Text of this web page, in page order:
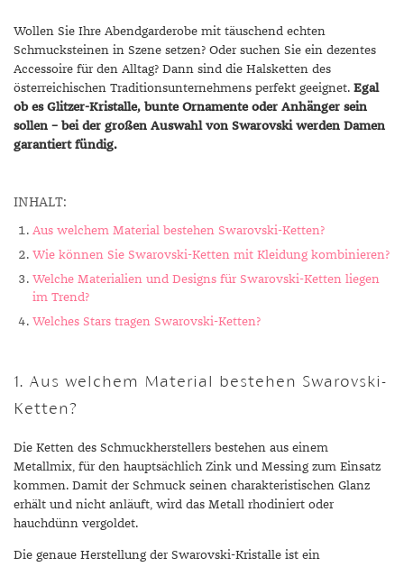
Wollen Sie Ihre Abendgarderobe mit täuschend echten
Schmucksteinen in Szene setzen? Oder suchen Sie ein dezentes
Accessoire für den Alltag? Dann sind die Halsketten des
österreichischen Traditionsunternehmens perfekt geeignet. Egal
ob es Glitzer-Kristalle, bunte Ornamente oder Anhänger sein
sollen – bei der großen Auswahl von Swarovski werden Damen
garantiert fündig.
INHALT:
Aus welchem Material bestehen Swarovski-Ketten?
Wie können Sie Swarovski-Ketten mit Kleidung kombinieren?
Welche Materialien und Designs für Swarovski-Ketten liegen
im Trend?
Welches Stars tragen Swarovski-Ketten?
1. Aus welchem Material bestehen Swarovski-
Ketten?
Die Ketten des Schmuckherstellers bestehen aus einem
Metallmix, für den hauptsächlich Zink und Messing zum Einsatz
kommen. Damit der Schmuck seinen charakteristischen Glanz
erhält und nicht anläuft, wird das Metall rhodiniert oder
hauchdünn vergoldet.
Die genaue Herstellung der Swarovski-Kristalle ist ein